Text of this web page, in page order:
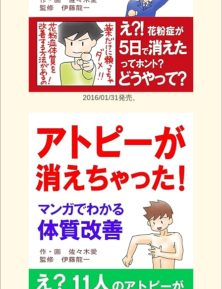
2016/01/31発売。